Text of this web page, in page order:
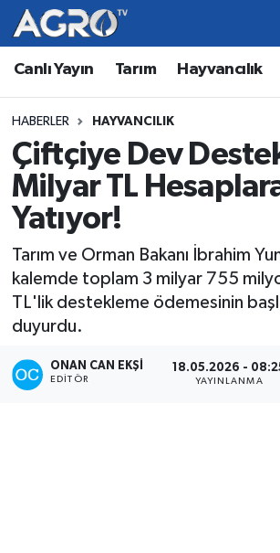
Canlı Yayın Tarım Hayvancılık
HABERLER HAYVANCILIK
Çiftçiye Dev
Milyar TL
Yatıyor!
Tarım ve Orman Bakanı İbrahim
kalemde toplam 3 milyar 755
TL'lik destekleme ödemesinin
duyurdu.
ONAN CAN EKŞI
EDITÖR
18.05.2026 -
YAYINLANMA
Hava Durumu
Trafik Durumu
Süper Lig Puan Durumu ve
Tüm Manşetler
Son Dakika Haberleri
Haber Arşivi